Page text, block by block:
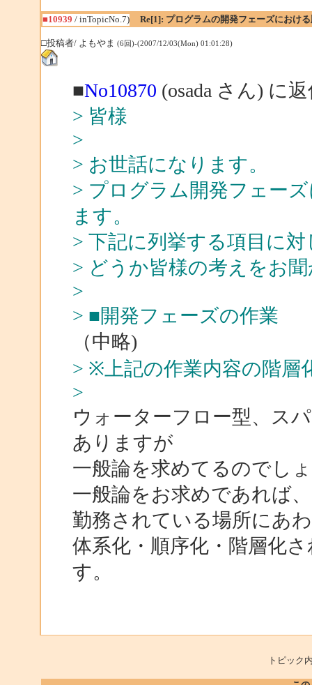
■10939 / inTopicNo.7) Re[1]: プログラムの開発フェーズにおけ
□投稿者/ よもやま (6回)-(2007/12/03(Mon) 01:01:28)
■No10870 (osada さん) に
> 皆様
>
> お世話になります。
> プログラム開発フェー
ます。
> 下記に列挙する項目に
> どうか皆様の考えをお
>
> ■開発フェーズの作業
（中略)
> ※上記の作業内容の階層
>
ウォーターフロー型、ス
ありますが
一般論を求めてるのでし
一般論をお求めであれば
勤務されている場所にあ
体系化・順序化・階層化
す。
トピッ